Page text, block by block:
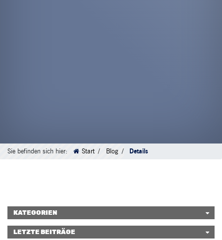
Sie befinden sich hier: Start Blog Details
KATEGORIEN
LETZTE BEITRÄGE